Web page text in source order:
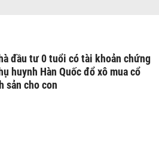
đầu tư 0 tuổi có tài khoản chứng
huynh Hàn Quốc đổ xô mua cổ
sản cho con